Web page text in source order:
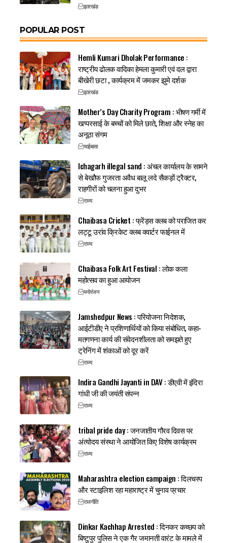
झारखंड
POPULAR POST
Hemli Kumari Dholak Performance :
राष्ट्रीय ढोलक वादिका हेमला कुमारी एवं दल द्वारा
बीखेरी छटा , कार्यक्रम में जमकर झुमे दर्शक
झारखंड
Mother’s Day Charity Program : भीषण गर्मी में
खप्परसाई के बच्चों को मिले छाते, शिक्षा और स्नेह का
अनूठा संगम
चाईबासा
Ichagarh illegal sand : अंचल कार्यालय के सामने
से बेखौफ गुजरता अवैध बालू लदे सैकड़ों ट्रैक्टर,
राहगीरों को चलना हुआ दुभर
राज्य
Chaibasa Cricket : फ्रेंड्स क्लब को पराजित कर
लट्टू उरांव क्रिकेट क्लब क्वार्टर फाईनल में
राज्य
Chaibasa Folk Art Festival : लोक कला
महोत्सव का हुआ आयोजन
मनोरंजन
Jamshedpur News : परियोजना निदेशक,
आईटीडीए ने प्रशिणार्थियों को किया संबोधित, कहा-
मतगणना कार्य की संवेदनशीलता को समझते हुए
ट्रेनिंग में शंकाओं को दूर करें
राज्य
Indira Gandhi Jayanti in DAV : डीएवी में इंदिरा
गांधी जी की जयंती संपन्न
राज्य
tribal pride day : जनजातीय गौरव दिवस पर
अंत्योदय संस्था ने आयोजित किए विशेष कार्यक्रम
राज्य
Maharashtra election campaign : दिलचस्प
और स्टाइलिश रहा महाराष्ट्र में चुनाव प्रचार
राजनीति
Dinkar Kachhap Arrested : दिनकर कच्छप को
बिष्टुपुर पुलिस ने एक गैर जमानती वारंट के मामले में